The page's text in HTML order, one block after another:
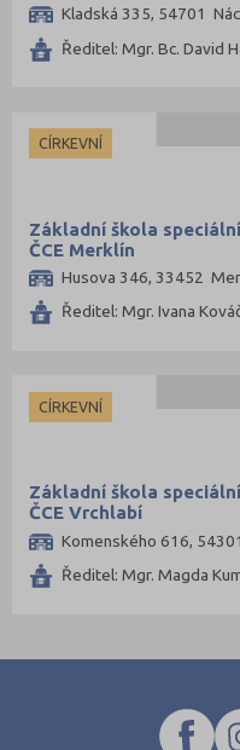
Kladská 335, 54701
Ředitel: Mgr. Bc. David
CÍRKEVNÍ
Základní škola
ČCE Merklín
Husova 346, 33452
Ředitel: Mgr. Ivana
CÍRKEVNÍ
Základní škola
ČCE Vrchlabí
Komenského 616,
Ředitel: Mgr. Magda